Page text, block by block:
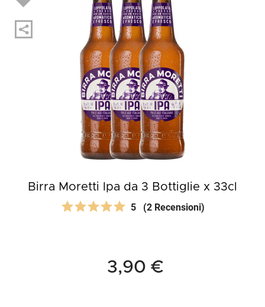
Birra Moretti Ipa da 3 Bottiglie x 33cl
5 (2 Recensioni)
3,90 €